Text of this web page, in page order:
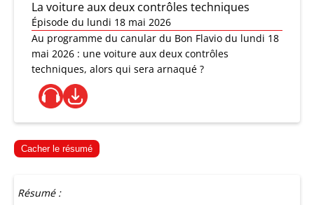
La voiture aux deux contrôles techniques
Épisode du lundi 18 mai 2026
Au programme du canular du Bon Flavio du lundi 18
mai 2026 : une voiture aux deux contrôles
techniques, alors qui sera arnaqué ?
Cacher le résumé
Résumé :